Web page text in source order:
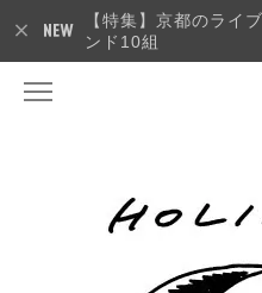
【特集】京都のライ
ンド10組